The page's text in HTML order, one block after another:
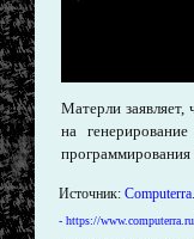
Матерли
на
Источник:
- https://